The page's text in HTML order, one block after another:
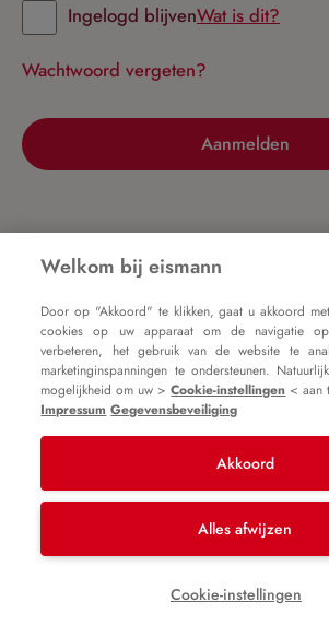
Ingelogd blijvenWat is dit?
Wachtwoord vergeten?
Aanmelden
Nog geen
Registreer nu
Algemene
mogelijke bezorgkosten, tenzij
Welkom bij eismann
Door op "Akkoord" te klikken, gaat u akkoord
cookies op uw apparaat om de navigatie
verbeteren, het gebruik van de website te
marketinginspanningen te ondersteunen.
mogelijkheid om uw >Cookie-instellingen < aan
Impressum Gegevensbeveiliging
Akkoord
Alles afwijzen
Cookie-instellingen